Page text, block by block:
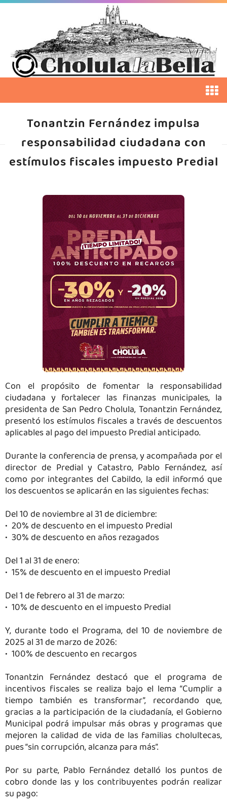
Tonantzin Fernández impulsa
responsabilidad ciudadana con
estímulos fiscales impuesto Predial
Con el propósito de fomentar la responsabilidad
ciudadana y fortalecer las finanzas municipales, la
presidenta de San Pedro Cholula, Tonantzin Fernández,
presentó los estímulos fiscales a través de descuentos
aplicables al pago del impuesto Predial anticipado.
Durante la conferencia de prensa, y acompañada por el
director de Predial y Catastro, Pablo Fernández, así
como por integrantes del Cabildo, la edil informó que
los descuentos se aplicarán en las siguientes fechas:
Del 10 de noviembre al 31 de diciembre:
•⁠ ⁠20% de descuento en el impuesto Predial
•⁠ ⁠30% de descuento en años rezagados
Del 1 al 31 de enero:
•⁠ ⁠15% de descuento en el impuesto Predial
Del 1 de febrero al 31 de marzo:
•⁠ ⁠10% de descuento en el impuesto Predial
Y, durante todo el Programa, del 10 de noviembre de
2025 al 31 de marzo de 2026:
•⁠ ⁠100% de descuento en recargos
Tonantzin Fernández destacó que el programa de
incentivos fiscales se realiza bajo el lema “Cumplir a
tiempo también es transformar”, recordando que,
gracias a la participación de la ciudadanía, el Gobierno
Municipal podrá impulsar más obras y programas que
mejoren la calidad de vida de las familias cholultecas,
pues “sin corrupción, alcanza para más”.
Por su parte, Pablo Fernández detalló los puntos de
cobro donde las y los contribuyentes podrán realizar
su pago: